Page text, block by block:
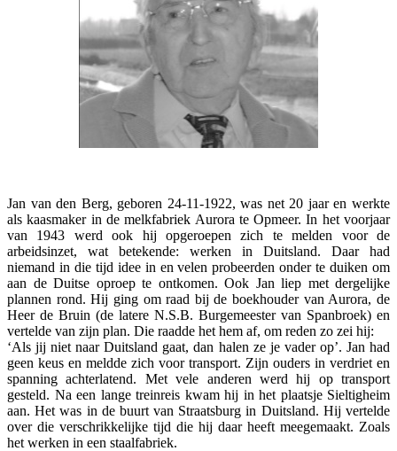
Jan van den Berg, geboren 24-11-1922, was net 20 jaar en werkte
als kaasmaker in de melkfabriek Aurora te Opmeer. In het voorjaar
van 1943 werd ook hij opgeroepen zich te melden voor de
arbeidsinzet, wat betekende: werken in Duitsland. Daar had
niemand in die tijd idee in en velen probeerden onder te duiken om
aan de Duitse oproep te ontkomen. Ook Jan liep met dergelijke
plannen rond. Hij ging om raad bij de boekhouder van Aurora, de
Heer de Bruin (de latere N.S.B. Burgemeester van Spanbroek) en
vertelde van zijn plan. Die raadde het hem af, om reden zo zei hij:
‘Als jij niet naar Duitsland gaat, dan halen ze je vader op’. Jan had
geen keus en meldde zich voor transport. Zijn ouders in verdriet en
spanning achterlatend. Met vele anderen werd hij op transport
gesteld. Na een lange treinreis kwam hij in het plaatsje Sieltigheim
aan. Het was in de buurt van Straatsburg in Duitsland. Hij vertelde
over die verschrikkelijke tijd die hij daar heeft meegemaakt. Zoals
het werken in een staalfabriek.